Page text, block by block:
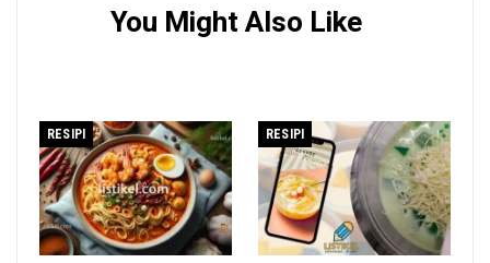
You Might Also Like
RESIPI RESIPI